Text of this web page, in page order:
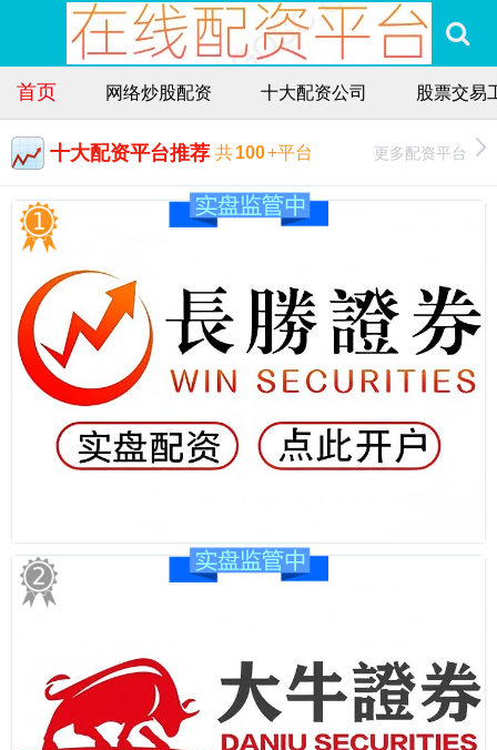
首页 网络炒股配资 十大配资公司 股票交易
十大配资平台推荐 共100+平台 更多配资平台